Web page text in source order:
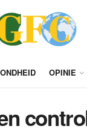
OPINIE